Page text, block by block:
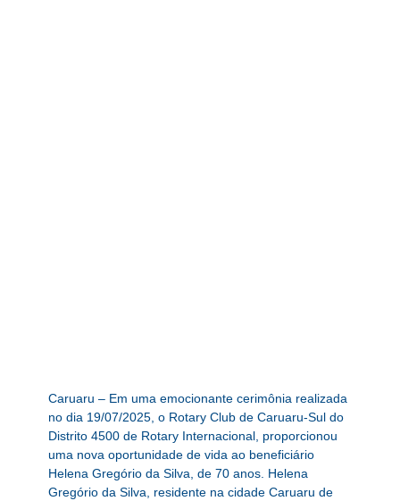
Caruaru – Em uma emocionante cerimônia realizada
no dia 19/07/2025, o Rotary Club de Caruaru-Sul do
Distrito 4500 de Rotary Internacional, proporcionou
uma nova oportunidade de vida ao beneficiário
Helena Gregório da Silva, de 70 anos. Helena
Gregório da Silva, residente na cidade Caruaru de